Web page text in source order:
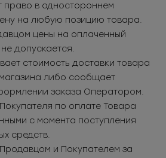
право в одностороннем
на любую позицию товара.
цены на оплаченный
допускается.
стоимость доставки товара
либо сообщает
заказа Оператором.
по оплате Товара
с момента поступления
средств.
и Покупателем за